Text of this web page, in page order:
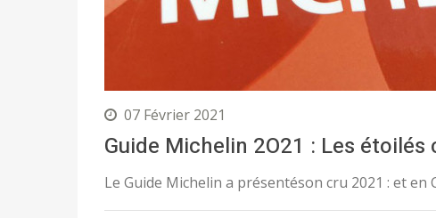
07 Février 2021
Guide Michelin 2O21 : Les
Le Guide Michelin a présentéson cru 2021 : et en